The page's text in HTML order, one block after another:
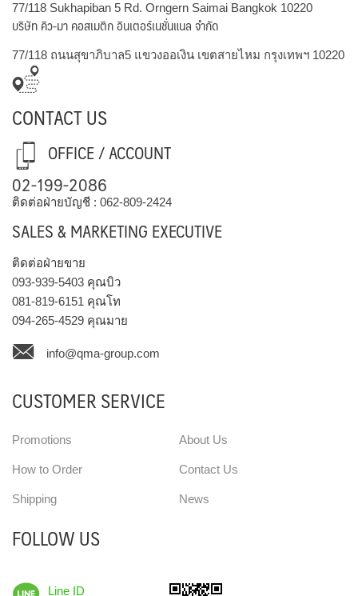
77/118 Sukhapiban 5 Rd. Orngern Saimai Bangkok 10220
บริษัท คิว-มา คอสเมติก อินเตอร์เนชั่นแนล จำกัด
77/118 ถนนสุขาภิบาล5 แขวงออเงิน เขตสายไหม กรุงเทพฯ 10220
CONTACT US
OFFICE / ACCOUNT
02-199-2086
ติดต่อฝ่ายบัญชี : 062-809-2424
SALES & MARKETING EXECUTIVE
ติดต่อฝ่ายขาย
093-939-5403 คุณบิว
081-819-6151 คุณโท
094-265-4529 คุณมาย
info@qma-group.com
CUSTOMER SERVICE
Promotions
How to Order
Shipping
About Us
Contact Us
News
FOLLOW US
Line ID